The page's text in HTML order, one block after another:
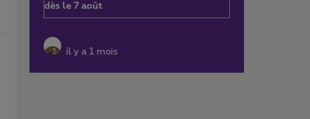
dès le 7 août
il y a 1 mois